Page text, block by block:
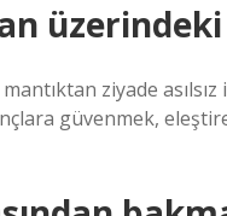
ziyade
güvenmek,